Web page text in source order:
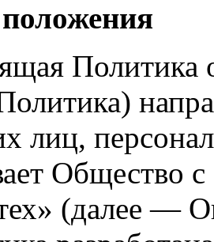
Политика
лиц,
Общество
(далее —